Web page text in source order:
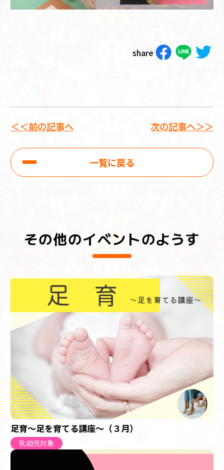
share
＜＜前の記事へ
一覧に戻る
次の記事へ＞＞
その他のイベントのようす
足育～足を育てる講座～（３月）
乳幼児対象